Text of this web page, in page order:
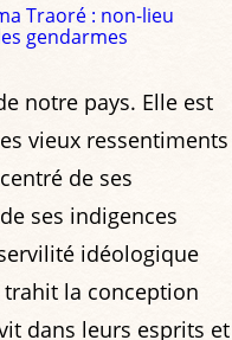
Traoré : non-lieu
gendarmes
notre pays. Elle est
vieux ressentiments
de ses
ses indigences
idéologique
la conception
dans leurs esprits et